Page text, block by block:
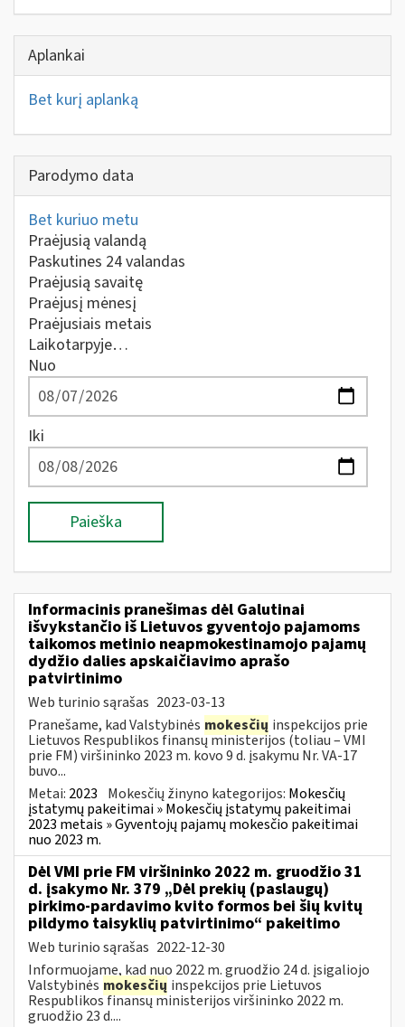
Aplankai
Bet kurį aplanką
Parodymo data
Bet kuriuo metu
Praėjusią valandą
Paskutines 24 valandas
Praėjusią savaitę
Praėjusį mėnesį
Praėjusiais metais
Laikotarpyje…
Nuo
Iki
Paieška
Informacinis pranešimas dėl Galutinai
išvykstančio iš Lietuvos gyventojo pajamoms
taikomos metinio neapmokestinamojo pajamų
dydžio dalies apskaičiavimo aprašo
patvirtinimo
Web turinio sąrašas 2023-03-13
Pranešame, kad Valstybinės mokesčių inspekcijos prie
Lietuvos Respublikos finansų ministerijos (toliau – VMI
prie FM) viršininko 2023 m. kovo 9 d. įsakymu Nr. VA-17
buvo...
Metai: 2023 Mokesčių žinyno kategorijos: Mokesčių
įstatymų pakeitimai » Mokesčių įstatymų pakeitimai
2023 metais » Gyventojų pajamų mokesčio pakeitimai
nuo 2023 m.
Dėl VMI prie FM viršininko 2022 m. gruodžio 31
d. įsakymo Nr. 379 „Dėl prekių (paslaugų)
pirkimo-pardavimo kvito formos bei šių kvitų
pildymo taisyklių patvirtinimo“ pakeitimo
Web turinio sąrašas 2022-12-30
Informuojame, kad nuo 2022 m. gruodžio 24 d. įsigaliojo
Valstybinės mokesčių inspekcijos prie Lietuvos
Respublikos finansų ministerijos viršininko 2022 m.
gruodžio 23 d....